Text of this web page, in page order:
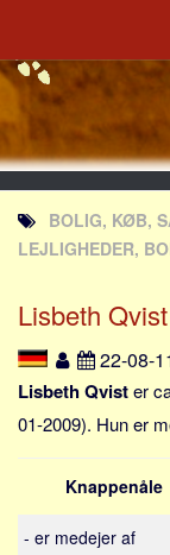
Portal
Udvandrerne.dk
Utvandrerne.no
Utvandrarna.se
Tyskland.dk
Rusland.dk
JLKM.dk
Lande
Tyrkiet
Sverige
BOLIG, KØB,
LEJLIGHEDER,
Lisbeth Qvist
22-08-
Lisbeth Qvister
01-2009). Hun er
Knappenåle
- er medejer af